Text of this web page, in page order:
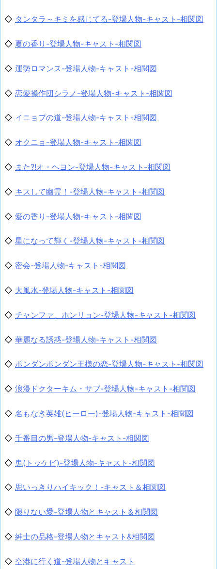
◇ タンタラ～キミを感じてる-登場人物-キャスト-相関図
◇ 夏の香り-登場人物-キャスト-相関図
◇ 運勢ロマンス-登場人物-キャスト-相関図
◇ 恋愛操作団シラノ-登場人物-キャスト-相関図
◇ イニョプの道-登場人物-キャスト-相関図
◇ オクニョ-登場人物-キャスト-相関図
◇ また?!オ・ヘヨン-登場人物-キャスト-相関図
◇ キスして幽霊！-登場人物-キャスト-相関図
◇ 愛の香り-登場人物-キャスト-相関図
◇ 星になって輝く-登場人物-キャスト-相関図
◇ 密会-登場人物-キャスト-相関図
◇ 大風水-登場人物-キャスト-相関図
◇ チャンファ、ホンリョン-登場人物-キャスト-相関図
◇ 華麗なる誘惑-登場人物-キャスト-相関図
◇ ポンダンポンダン王様の恋-登場人物-キャスト-相関図
◇ 浪漫ドクターキム・サブ-登場人物-キャスト-相関図
◇ 名もなき英雄(ヒーロー)-登場人物-キャスト-相関図
◇ 千番目の男-登場人物-キャスト-相関図
◇ 鬼(トッケビ)-登場人物-キャスト-相関図
◇ 思いっきりハイキック！-キャスト＆相関図
◇ 限りない愛-登場人物とキャスト＆相関図
◇ 紳士の品格-登場人物とキャスト&相関図
◇ 空港に行く道-登場人物とキャスト